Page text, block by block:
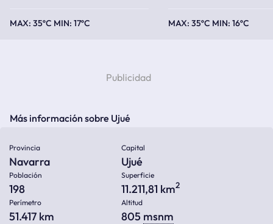
35ºC 17ºC 35ºC 16ºC
Más información sobre Ujué
Provincia
Navarra
Capital
Ujué
Población
198
Superficie
11.211,81 km2
Perímetro
51.417 km
Altitud
805 msnm